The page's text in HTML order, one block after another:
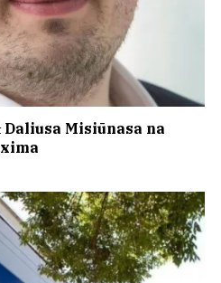
Daliusa Misiūnasa na